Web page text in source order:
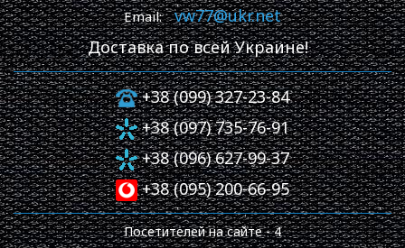
Email: vw77@ukr.net
Доставка по всей Украине!
+38 (099) 327-23-84
+38 (097) 735-76-91
+38 (096) 627-99-37
+38 (095) 200-66-95
Посетителей на сайте -4